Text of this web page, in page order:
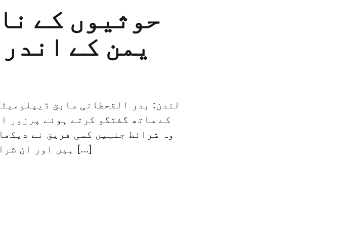
حوثیوں کے
یمن کے
لندن: بدر القحطانی سابق
کے ساتھ گفتگو کرتے ہوئے پرزور
وہ شرائط جنہیں کسی فریق نے
ہیں اور ان شرائط کا اظہار اس ماہ کی انتءس تاریخ […]